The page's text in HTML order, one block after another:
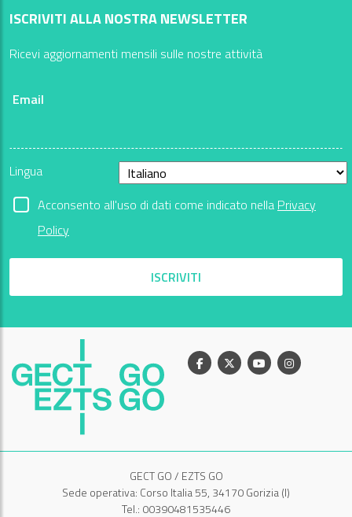
ISCRIVITI ALLA NOSTRA NEWSLETTER
Ricevi aggiornamenti mensili sulle nostre attività
Email
Lingua
Acconsento all'uso di dati come indicato nella Privacy
Policy
ISCRIVITI
Facebook
X YoutubeInstagram
GECT GO / EZTS GO
Sede operativa: Corso Italia 55, 34170 Gorizia (I)
Tel.: 00390481535446